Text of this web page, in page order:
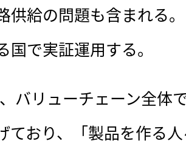
供給の問題も含まれる
国で実証運用する。
バリューチェーン全体
ており、「製品を作る